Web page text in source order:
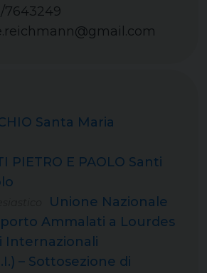
7643249
Santa Maria
PIETRO E PAOLO Santi
Unione Nazionale
Ammalati a Lourdes
Internazionali
– Sottosezione di